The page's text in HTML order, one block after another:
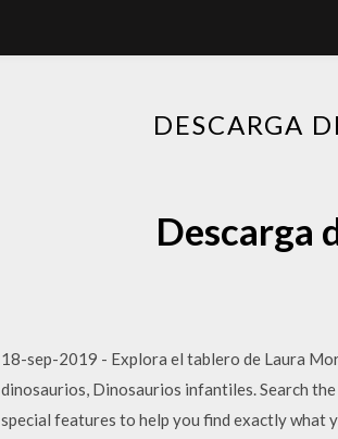
DESCARGA
Descarga
18-sep-2019 - Explora el tablero de Laura
dinosaurios, Dinosaurios infantiles. Search
special features to help you find exactly what